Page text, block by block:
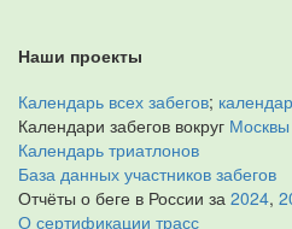
Наши проекты
Календарь всех забегов;
Календари забегов вокруг Москвы
Календарь триатлонов
База данных участников забегов
Отчёты о беге в России за 2024,
О сертификации трасс